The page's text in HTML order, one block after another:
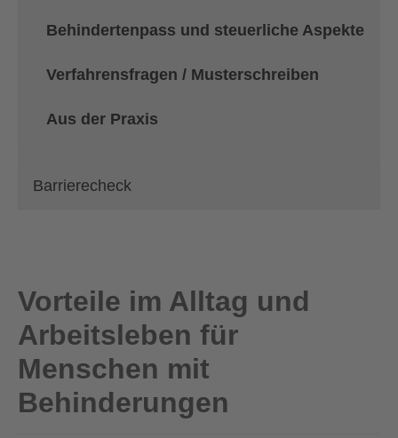
Behindertenpass und steuerliche Aspekte
Verfahrensfragen / Musterschreiben
Aus der Praxis
Barrierecheck
Vorteile im Alltag und
Arbeitsleben für
Menschen mit
Behinderungen